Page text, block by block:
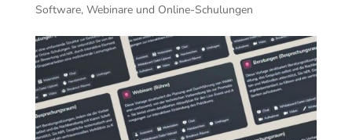
Software, Webinare und Online-Schulungen